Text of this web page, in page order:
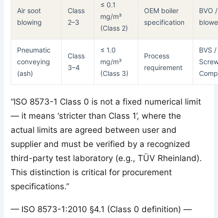
Air soot
blowing
Class
2–3
≤ 0.1
mg/m³
(Class 2)
OEM boiler
specification
BVO
Pneumatic
conveying
(ash)
Class
3–4
≤ 1.0
mg/m³
(Class 3)
Process
requirement
BVS
“ISO 8573-1 Class 0 is not a fixed numerical limit
— it means ‘stricter than Class 1’, where the
actual limits are agreed between user and
supplier and must be verified by a recognized
third-party test laboratory (e.g., TÜV Rheinland).
This distinction is critical for procurement
specifications.”
— ISO 8573-1:2010 §4.1 (Class 0 definition) —